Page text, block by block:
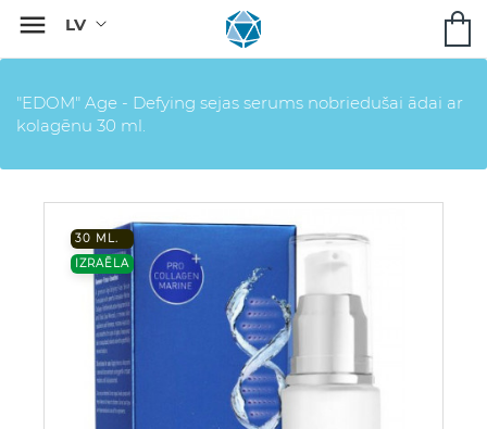

"EDOM" Age - Defying sejas serums nobriedušai ādai ar
kolagēnu 30 ml.
30 ML.
IZRAĒLA